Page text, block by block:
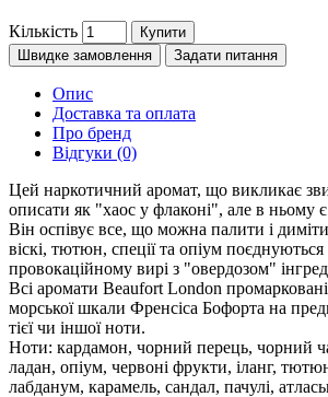
Кількість
Купити
Швидке замовлення
Задати питання
Опис
Доставка та оплата
Про бренд
Відгуки (0)
Цей наркотичний аромат, що викликає
описати як "хаос у флаконі", але в ньому є
Він оспівує все, що можна палити і
віскі, тютюн, спеції та опіум
провокаційному вирі з "овердозом"
Всі аромати Beaufort London
морської шкали Френсіса Бофорта на
тієї чи іншої ноти.
Ноти: кардамон, чорний перець, чорний
ладан, опіум, червоні фрукти, іланг,
лабданум, карамель, сандал, пачулі,